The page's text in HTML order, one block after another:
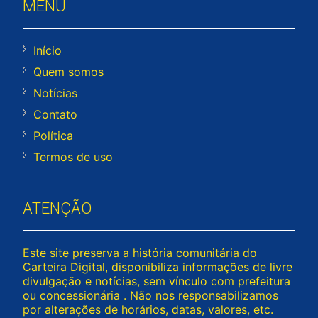
MENU
Início
Quem somos
Notícias
Contato
Política
Termos de uso
ATENÇÃO
Este site preserva a história comunitária do
Carteira Digital, disponibiliza informações de livre
divulgação e notícias, sem vínculo com prefeitura
ou concessionária . Não nos responsabilizamos
por alterações de horários, datas, valores, etc.